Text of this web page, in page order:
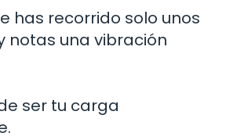
has recorrido solo unos
notas una vibración
ser tu carga